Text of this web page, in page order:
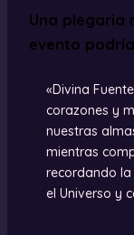
Una plegaria
evento
«Divina
corazones y
nuestras
mientras
recordando la
el Universo y